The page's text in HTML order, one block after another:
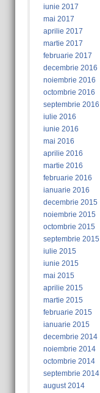
iunie 2017
mai 2017
aprilie 2017
martie 2017
februarie 2017
decembrie 2016
noiembrie 2016
octombrie 2016
septembrie 2016
iulie 2016
iunie 2016
mai 2016
aprilie 2016
martie 2016
februarie 2016
ianuarie 2016
decembrie 2015
noiembrie 2015
octombrie 2015
septembrie 2015
iulie 2015
iunie 2015
mai 2015
aprilie 2015
martie 2015
februarie 2015
ianuarie 2015
decembrie 2014
noiembrie 2014
octombrie 2014
septembrie 2014
august 2014